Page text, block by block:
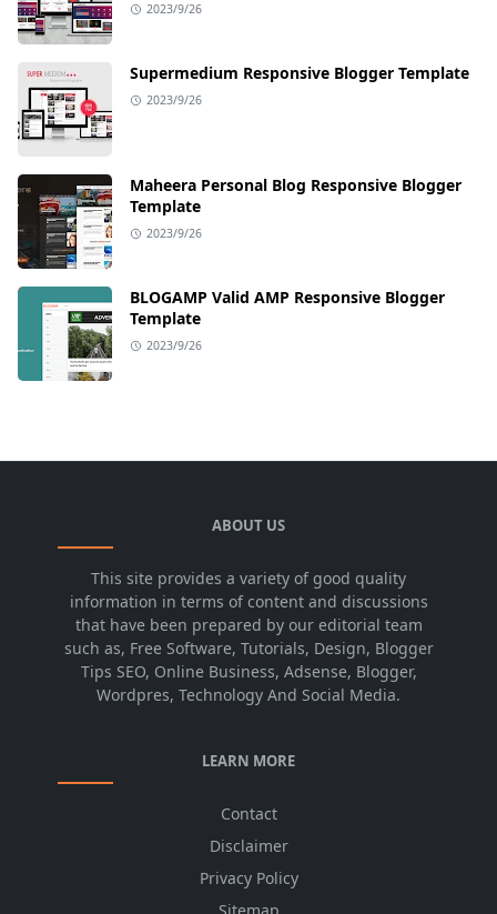
2023/9/26
Supermedium Responsive Blogger Template
2023/9/26
Maheera Personal Blog Responsive Blogger
Template
2023/9/26
BLOGAMP Valid AMP Responsive Blogger
Template
2023/9/26
ABOUT US
This site provides a variety of good quality
information in terms of content and discussions
that have been prepared by our editorial team
such as, Free Software, Tutorials, Design, Blogger
Tips SEO, Online Business, Adsense, Blogger,
Wordpres, Technology And Social Media.
LEARN MORE
Contact
Disclaimer
Privacy Policy